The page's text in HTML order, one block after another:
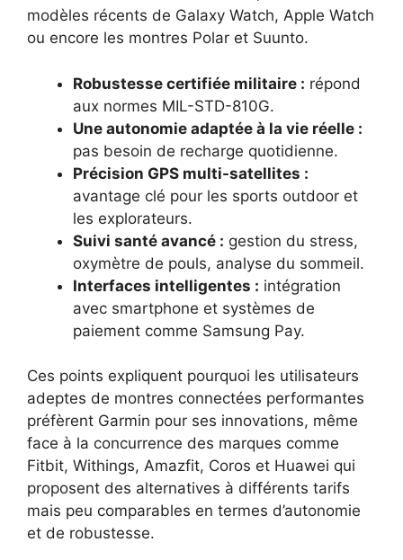
modèles récents de Galaxy Watch, Apple Watch
ou encore les montres Polar et Suunto.
Robustesse certifiée militaire : répond
aux normes MIL-STD-810G.
Une autonomie adaptée à la vie réelle :
pas besoin de recharge quotidienne.
Précision GPS multi-satellites :
avantage clé pour les sports outdoor et
les explorateurs.
Suivi santé avancé : gestion du stress,
oxymètre de pouls, analyse du sommeil.
Interfaces intelligentes : intégration
avec smartphone et systèmes de
paiement comme Samsung Pay.
Ces points expliquent pourquoi les utilisateurs
adeptes de montres connectées performantes
préfèrent Garmin pour ses innovations, même
face à la concurrence des marques comme
Fitbit, Withings, Amazfit, Coros et Huawei qui
proposent des alternatives à différents tarifs
mais peu comparables en termes d’autonomie
et de robustesse.